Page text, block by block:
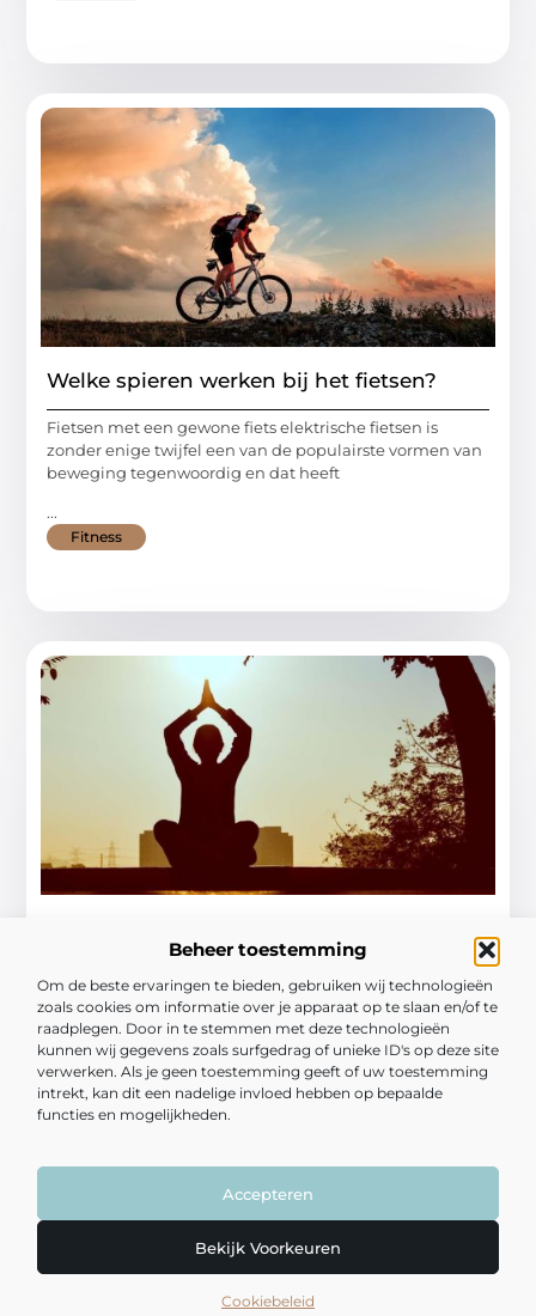
Beheer toestemming
Om de beste ervaringen te bieden, gebruiken wij technologieën
zoals cookies om informatie over je apparaat op te slaan en/of te
raadplegen. Door in te stemmen met deze technologieën
kunnen wij gegevens zoals surfgedrag of unieke ID's op deze site
verwerken. Als je geen toestemming geeft of uw toestemming
intrekt, kan dit een nadelige invloed hebben op bepaalde
functies en mogelijkheden.
Accepteren
Bekijk Voorkeuren
Cookiebeleid
Welke spieren werken bij het fietsen?
Fietsen met een gewone fiets elektrische fietsen is
zonder enige twijfel een van de populairste vormen van
beweging tegenwoordig en dat heeft
...
Fitness
Yoga is booming! Deze van oorsprong zeer spirituele
bezigheid wordt inmiddels gepraktiseerd door een
grote groep mensen. Het leuke is:
...
Fitness